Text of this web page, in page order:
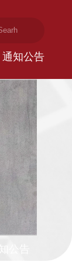
通知公告